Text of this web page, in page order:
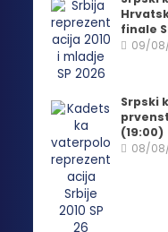
finale
09/
Srpski
(19:00)
08/